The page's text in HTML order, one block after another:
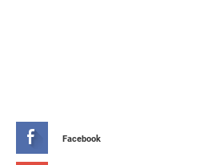
Facebook